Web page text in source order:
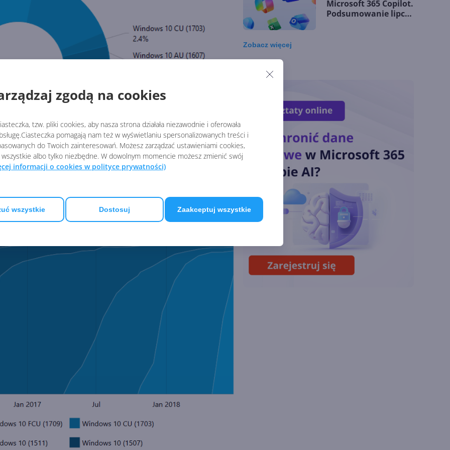
zgodą na cookies
tzw. pliki cookies, aby nasza strona działała niezawodnie i oferowała
pomagają nam też w wyświetlaniu spersonalizowanych treści i
do Twoich zainteresowań. Możesz zarządzać ustawieniami cookies,
albo tylko niezbędne. W dowolnym momencie możesz zmienić swój
informacji o cookies w polityce prywatności)
wszystkie Dostosuj Zaakceptuj wszystkie
Windows 10 na przestrzeni ostatnich lat. Tu znów nie
rozprzestrzeniającej się aktualizacji w historii systemu.
w historii Windows 10. Czy obejmie niemal każdy
się AdDuplex.
Microsoft 365 Copilot.
Podsumowanie lipca
Miliardy z AI i
chmury. Microsoft
ogłasza znakomite
wyniki i
superaplikację
wspiera odkrycia
naukowe. OpenAI
startuje z nowym
programem
Lipcowa aktualizacja
Copilota w Excelu.
Duże zmiany dzięki
GPT i Claude Opus
Zobaczwięcej